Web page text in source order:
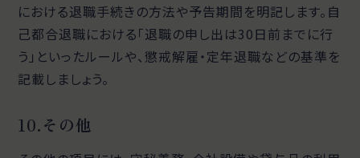
における退職手続きの方法や予告期間を明記します。自
己都合退職における「退職の申し出は30日前までに行
う」といったルールや、懲戒解雇・定年退職などの基準を
記載しましょう。
10.その他